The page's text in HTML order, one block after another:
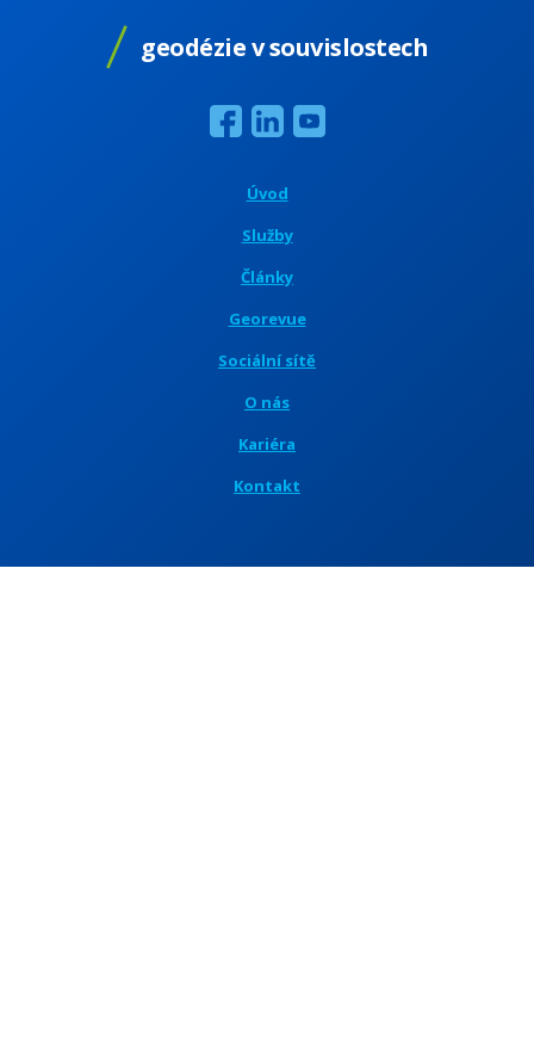
geodézie v souvislostech
Úvod
Služby
Články
Georevue
Sociální sítě
O nás
Kariéra
Kontakt